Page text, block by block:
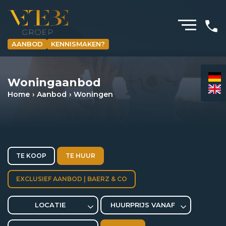
AANBOD KENNISMAKEN?
HOMEPAGINA
WONING­MAKELAARDIJ
VERZEKERINGEN
NIEUWS & MEDIA
OVER ONS
REVIEWS
Woningaanbod
Home Aanbod Woningen
TE KOOP TE HUUR
EXCLUSIEF AANBOD | BAERZ & CO
LOCATIE HUURPRIJS VANAF